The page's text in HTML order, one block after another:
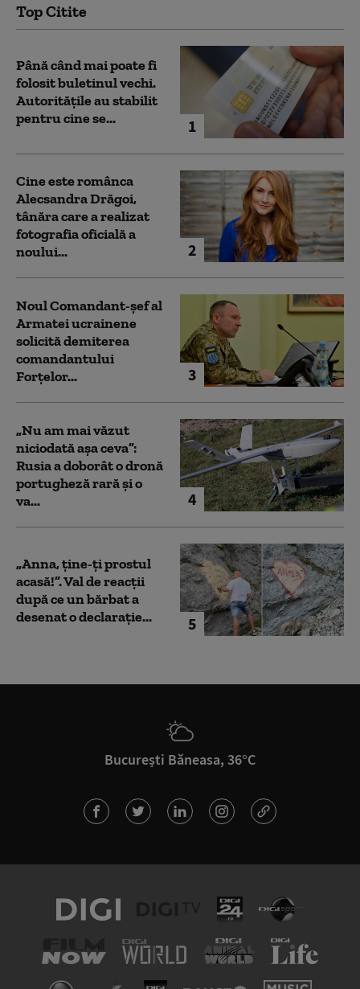
Top Citite
1
Până când mai poate fi
folosit buletinul vechi.
Autoritățile au stabilit
pentru cine se...
2
Cine este românca
Alecsandra Drăgoi,
tânăra care a realizat
fotografia oficială a
noului...
3
Noul Comandant-șef al
Armatei ucrainene
solicită demiterea
comandantului
Forțelor...
4
„Nu am mai văzut
niciodată așa ceva”:
Rusia a doborât o dronă
portugheză rară și o
va...
5
„Anna, ţine-ţi prostul
acasă!”. Val de reacții
după ce un bărbat a
desenat o declarație...
București Băneasa, 36°C